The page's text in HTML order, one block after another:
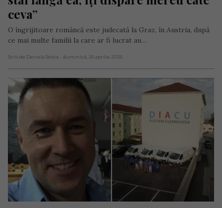
ceva”
O îngrijitoare româncă este judecată la Graz, în Austria, după
ce mai multe familii la care ar fi lucrat au…
Scris de Daniela Stoica - duminică, 26 aprilie 2026